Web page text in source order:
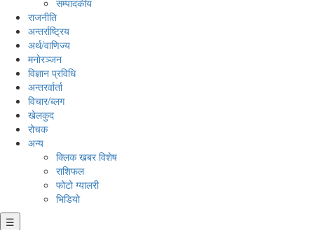
सम्पादकीय
राजनीति
अन्तर्राष्ट्रिय
अर्थ/वाणिज्य
मनाेरञ्जन
विज्ञान प्रविधि
अन्तरर्वार्ता
विचार/ब्लग
खेलकुद
रोचक
अन्य
क्लिक खबर विशेष
राशिफल
फोटो ग्यालरी
भिडियो
☰